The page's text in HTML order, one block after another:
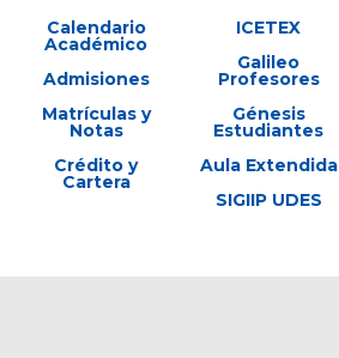
Calendario
Académico
Admisiones
Matrículas y
Notas
Crédito y
Cartera
ICETEX
Galileo
Profesores
Génesis
Estudiantes
Aula Extendida
SIGIIP UDES